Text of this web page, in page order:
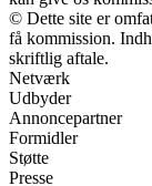
© Dette site er
få kommission.
skriftlig aftale.
Netværk
Udbyder
Annoncepartner
Formidler
Støtte
Presse